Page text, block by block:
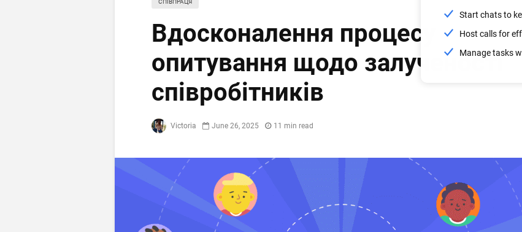
Start chats to
Host calls for
Manage tasks
СПІВПРАЦЯ
Вдосконалення процесу
опитування щодо залученості
співробітників
Victoria June 26, 2025 11 min read